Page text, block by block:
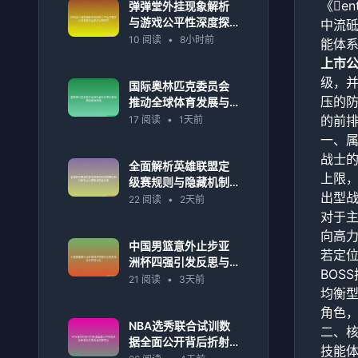
弹弹堂外挂现象解析
与游戏公平性深度探
讨及玩家权益保护对
10 阅读 • 8小时前
国际奥林匹克委员会
推动全球体育发展与
奥运精神传播
17 阅读 • 1天前
全面解析英雄联盟定
级赛规则与隐藏机制
详解及上分策略指南
22 阅读 • 2天前
中国男篮意外止步亚
洲杯四强引发反思与
未来布局讨论
21 阅读 • 3天前
NBA选秀联合试训数
据全面公开背后折射
《
中流
能体
上市
级，
压的
的前
一、
战士
上限
出型
对于
向高
若定
均衡
角色
二、
技能